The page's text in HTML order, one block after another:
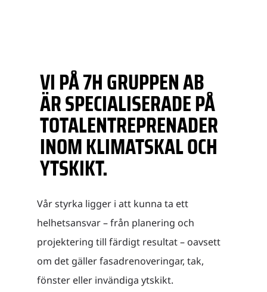
VI PÅ 7H GRUPPEN AB
ÄR SPECIALISERADE PÅ
TOTALENTREPRENADER
INOM KLIMATSKAL OCH
YTSKIKT.
Vår styrka ligger i att kunna ta ett
helhetsansvar – från planering och
projektering till färdigt resultat – oavsett
om det gäller fasadrenoveringar, tak,
fönster eller invändiga ytskikt.